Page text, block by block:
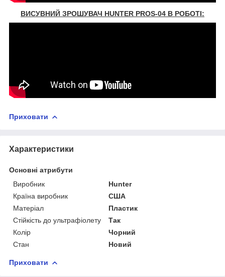
ВИСУВНИЙ ЗРОШУВАЧ HUNTER PROS-04 В РОБОТІ:
Приховати
Характеристики
Основні атрибути
Виробник
Hunter
Країна виробник
США
Матеріал
Пластик
Стійкість до ультрафіолету
Так
Колір
Чорний
Стан
Новий
Приховати